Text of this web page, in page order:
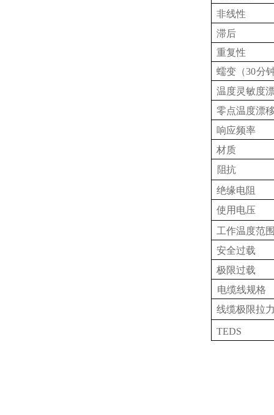
非线性
滞后
重复性
蠕变（30分
温度灵敏度
零点温度漂
响应频率
材质
阻抗
绝缘电阻
使用电压
工作温度范
安全过载
极限过载
电缆线规格
线缆极限拉
TEDS